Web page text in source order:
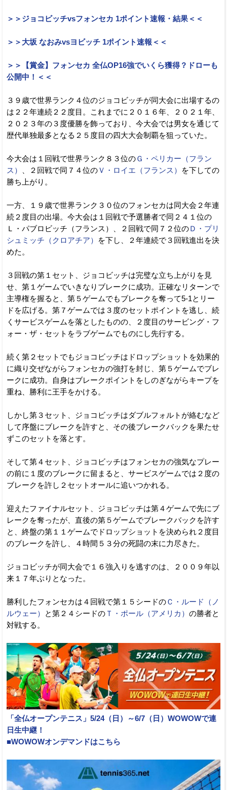
＞＞ジョコビッチvsフォンセカ 1ポイント速報・結果＜＜
＞＞大坂 なおみvsヨビッチ 1ポイント速報＜＜
＞＞【賞金】フォンセカ 全仏OP16強でいくら獲得？ドローも
公開中！＜＜
３９歳で世界ランク４位のジョコビッチが同大会に出場するの
は２２年連続２２度目。これまでに２０１６年、２０２１年、
２０２３年の３度優勝を飾っており、今大会では男女を通じて
歴代単独最多となる２５度目の四大大会制覇を狙っていた。
今大会は１回戦で世界ランク８３位のＧ・ペリカー（フラン
ス）
、２回戦で同７４位のＶ・ロイエ（フランス）
を下しての
勝ち上がり。
一方、１９歳で世界ランク３０位のフォンセカは同大会２年連
続２度目の出場。今大会は１回戦で予選勝者で同２４１位の
Ｌ・パブロビッチ（フランス）、２回戦で同７２位のＤ・プリ
シュミッチ（クロアチア）
を下し、２年連続で３回戦進出を決
めた。
３回戦の第１セット、ジョコビッチは完璧な立ち上がりを見
せ、第１ゲームでいきなりブレークに成功。正確なリターンで
主導権を握ると、第５ゲームでもブレークを奪って5-1とリー
ドを広げる。第７ゲームでは３度のセットポイントを逃し、続
くサービスゲームを落としたものの、２度目のサービング・フ
ォー・ザ・セットをラブゲームでものにし先行する。
続く第２セットでもジョコビッチはドロップショットを効果的
に織り交ぜながらフォンセカの強打を封じ、第５ゲームでブレ
ークに成功。自身はブレークポイントをしのぎながらキープを
重ね、勝利に王手をかける。
しかし第３セット、ジョコビッチはダブルフォルトが絡むなど
して序盤にブレークを許すと、その後ブレークバックを果たせ
ずこのセットを落とす。
そして第４セット、ジョコビッチはフォンセカの強気なプレー
の前に１度のブレークに留まると、サービスゲームでは２度の
ブレークを許し２セットオールに追いつかれる。
迎えたファイナルセット、ジョコビッチは第４ゲームで先にブ
レークを奪ったが、直後の第５ゲームでブレークバックを許す
と、終盤の第１１ゲームでドロップショットを決められ２度目
のブレークを許し、４時間５３分の死闘の末に力尽きた。
ジョコビッチが同大会で１６強入りを逃すのは、２００９年以
来１７年ぶりとなった。
勝利したフォンセカは４回戦で第１５シードのＣ・ルード（ノ
ルウェー）
と第２４シードの Ｔ・ポール（アメリカ） の勝者と
対戦する。
「全仏オープンテニス」5/24（日）～6/7（日）WOWOWで連
日生中継！
■WOWOWオンデマンドはこちら